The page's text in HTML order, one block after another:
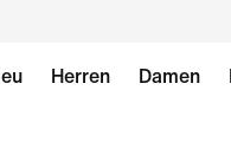
Herren Damen